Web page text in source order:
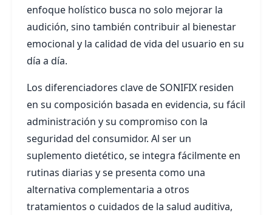
enfoque holístico busca no solo mejorar la
audición, sino también contribuir al bienestar
emocional y la calidad de vida del usuario en su
día a día.
Los diferenciadores clave de SONIFIX residen
en su composición basada en evidencia, su fácil
administración y su compromiso con la
seguridad del consumidor. Al ser un
suplemento dietético, se integra fácilmente en
rutinas diarias y se presenta como una
alternativa complementaria a otros
tratamientos o cuidados de la salud auditiva,